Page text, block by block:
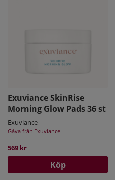
Exuviance SkinRise
Morning Glow Pads 36 st
Exuviance
Gåva från Exuviance
569 kr
Köp